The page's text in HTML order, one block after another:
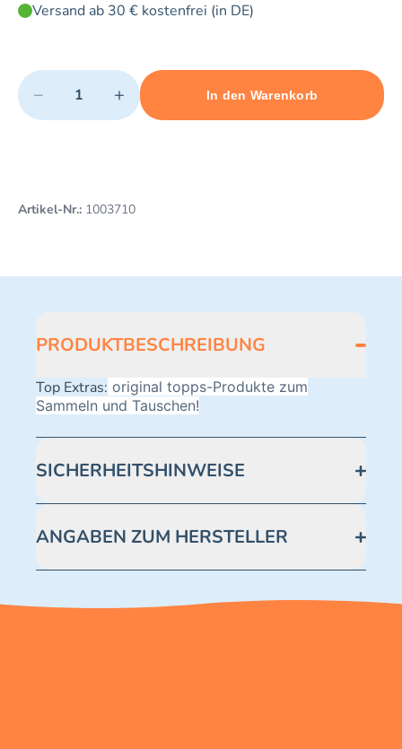
Versand ab 30 € kostenfrei (in DE)
Quantity
− +
Minimum quantity: 1 Maximum quantity: 20
In den Warenkorb
Add 1 item to cart
Artikel-Nr.: 1003710
PRODUKTBESCHREIBUNG
Top Extras: original topps-Produkte zum
Sammeln und Tauschen!
SICHERHEITSHINWEISE
Enthält verschluckbare Kleinteile -
Erstickungsgefahr.
ANGABEN ZUM HERSTELLER
ocean.de/kundenservice Telefonnummer: 0711
2202990 Seidenstraße 19 70174 Stuttgart